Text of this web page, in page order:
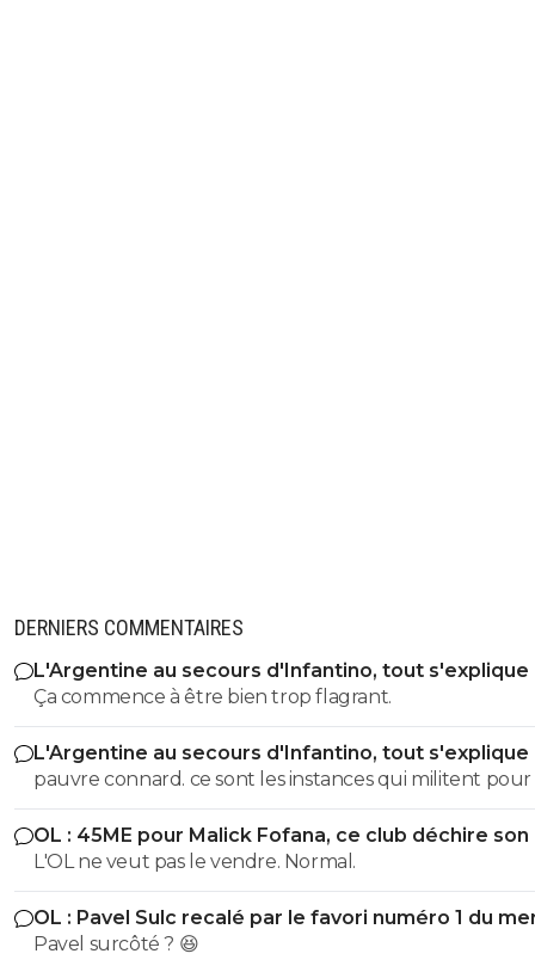
DERNIERS COMMENTAIRES
L'Argentine au secours d'Infantino, tout s'explique
Ça commence à être bien trop flagrant.
L'Argentine au secours d'Infantino, tout s'explique
pauvre connard. ce sont les instances qui militent pour lui.
alors evite de m insulter pauvre merde
https://www.foot01.com/foot-mondial/leurope-pousse-
khelaifi-pour-virer-infantino-de-la-fifa. sinon pour ta fixette
Octobre 2017 : accusation de corruption privée pour
TV des Coupes du monde 2026 et 2030 de football Mars
2019 : accusation de corruption pour les candidatures
OL : 45ME pour Malick Fofana, ce club déchire
L'OL ne veut pas le vendre. Normal.
OL : Pavel Sulc recalé par le favori numéro 1 du
Pavel surcôté ? 😆